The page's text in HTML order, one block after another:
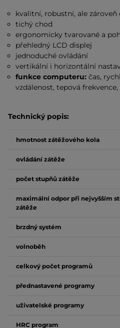
kvalitní, robustní, ale
tichý chod
ergonomicky tvarované a
přehledný LCD displej
jednoduché ovládání
vertikální i horizontální
funkce computeru: čas,
vzdálenost, tepová
Technický popis:
hmotnost zátěžového kola
ovládání zátěže
počet stupňů zátěže
maximální odpor při nejvyšším
zátěže
brzdný systém
volnoběh
celkový počet programů
přednastavené programy
uživatelské programy
HRC program